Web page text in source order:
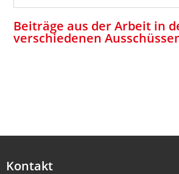
Beiträge aus der Arbeit in
verschiedenen
Kontakt